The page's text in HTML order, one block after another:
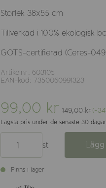
Storlek 38x55 cm
Tillverkad i 100% ekologisk
GOTS-certifierad (Ceres-
Artikelnr: 603105
EAN-kod: 7350060991323
99,00 kr 149,00 kr(-
Lägsta pris under de senaste 30
st
Finns i lager